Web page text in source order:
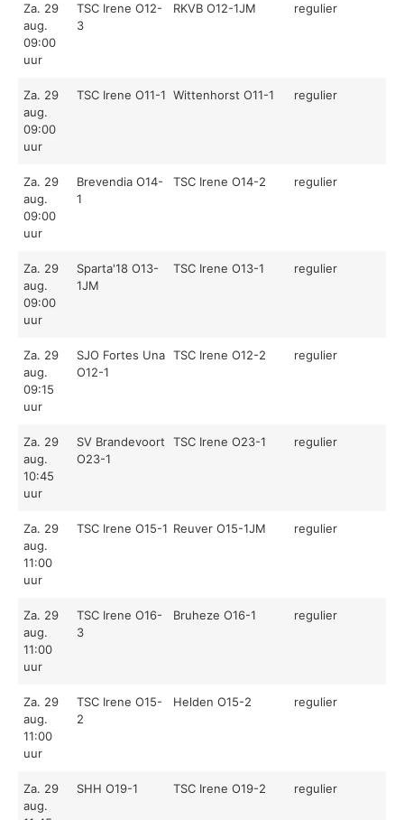
Za. 29
aug.
09:00
uur
TSC Irene O12-
3
RKVB O12-1JM regulier
Za. 29
aug.
09:00
uur
TSC Irene O11-1 Wittenhorst O11-1 regulier
Za. 29
aug.
09:00
uur
Brevendia O14-
1
TSC Irene O14-2 regulier
Za. 29
aug.
09:00
uur
Sparta'18 O13-
1JM
TSC Irene O13-1 regulier
Za. 29
aug.
09:15
uur
SJO Fortes Una
O12-1
TSC Irene O12-2 regulier
Za. 29
aug.
10:45
uur
SV Brandevoort
O23-1
TSC Irene O23-1 regulier
Za. 29
aug.
11:00
uur
TSC Irene O15-1 Reuver O15-1JM regulier
Za. 29
aug.
11:00
uur
TSC Irene O16-
3
Bruheze O16-1 regulier
Za. 29
aug.
11:00
uur
TSC Irene O15-
2
Helden O15-2 regulier
Za. 29
aug.
SHH O19-1 TSC Irene O19-2 regulier